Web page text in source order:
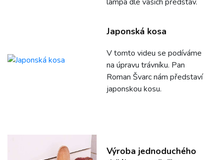
Japonská kosa
V tomto videu se podíváme
na úpravu trávníku. Pan
Roman Švarc nám představí
japonskou kosu.
Výroba jednoduchého